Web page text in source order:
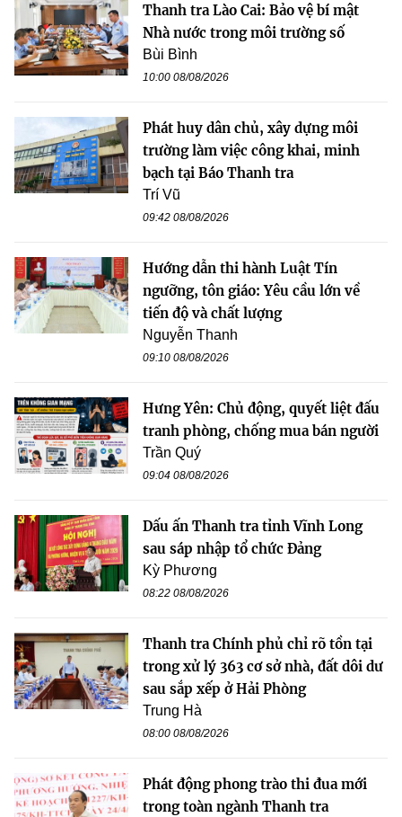
Thanh tra Lào Cai: Bảo vệ bí mật
Nhà nước trong môi trường số
Bùi Bình
10:00 08/08/2026
Phát huy dân chủ, xây dựng môi
trường làm việc công khai, minh
bạch tại Báo Thanh tra
Trí Vũ
09:42 08/08/2026
Hướng dẫn thi hành Luật Tín
ngưỡng, tôn giáo: Yêu cầu lớn về
tiến độ và chất lượng
Nguyễn Thanh
09:10 08/08/2026
Hưng Yên: Chủ động, quyết liệt đấu
tranh phòng, chống mua bán người
Trần Quý
09:04 08/08/2026
Dấu ấn Thanh tra tỉnh Vĩnh Long
sau sáp nhập tổ chức Đảng
Kỳ Phương
08:22 08/08/2026
Thanh tra Chính phủ chỉ rõ tồn tại
trong xử lý 363 cơ sở nhà, đất dôi dư
sau sắp xếp ở Hải Phòng
Trung Hà
08:00 08/08/2026
Phát động phong trào thi đua mới
trong toàn ngành Thanh tra